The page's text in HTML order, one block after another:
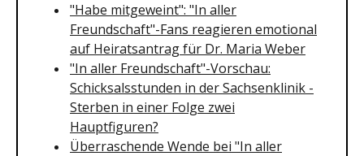
"Habe mitgeweint": "In aller
Freundschaft"-Fans reagieren emotional
auf Heiratsantrag für Dr. Maria Weber
"In aller Freundschaft"-Vorschau:
Schicksalsstunden in der Sachsenklinik -
Sterben in einer Folge zwei
Hauptfiguren?
Überraschende Wende bei "In aller